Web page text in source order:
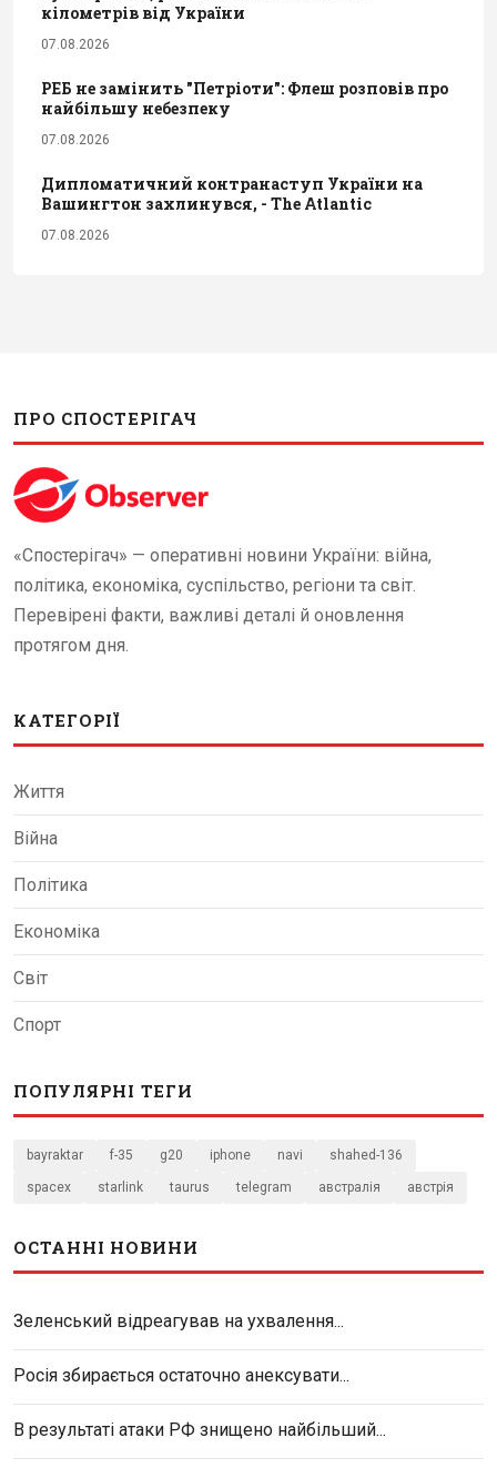
кілометрів від України
07.08.2026
РЕБ не замінить "Петріоти": Флеш розповів про
найбільшу небезпеку
07.08.2026
Дипломатичний контранаступ України на
Вашингтон захлинувся, - The Atlantic
07.08.2026
ПРО СПОСТЕРІГАЧ
«Спостерігач» — оперативні новини України: війна,
політика, економіка, суспільство, регіони та світ.
Перевірені факти, важливі деталі й оновлення
протягом дня.
КАТЕГОРІЇ
Життя
Війна
Політика
Економіка
Світ
Спорт
ПОПУЛЯРНІ ТЕГИ
bayraktar f-35 g20 iphone navi shahed-136
spacex starlink taurus telegram австралія австрія
ОСТАННІ НОВИНИ
Зеленський відреагував на ухвалення...
Росія збирається остаточно анексувати...
В результаті атаки РФ знищено найбільший...